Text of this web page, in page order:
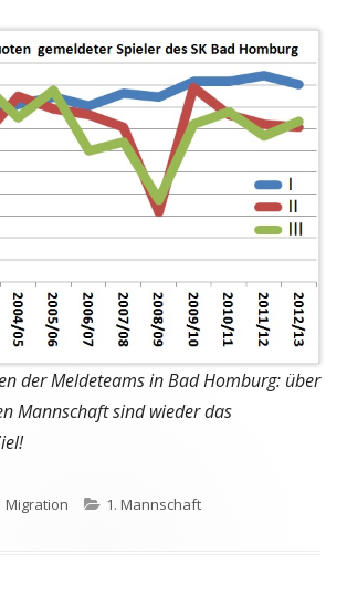
der Meldeteams in Bad Homburg: über
Mannschaft sind wieder das
Autor
Migration Kategorien
1. Mannschaft